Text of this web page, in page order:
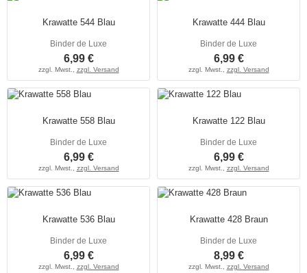
Krawatte 544 Blau
Binder de Luxe
6,99 €
zzgl. Mwst., zzgl. Versand
Krawatte 444 Blau
Binder de Luxe
6,99 €
zzgl. Mwst., zzgl. Versand
Krawatte 558 Blau
Binder de Luxe
6,99 €
zzgl. Mwst., zzgl. Versand
Krawatte 122 Blau
Binder de Luxe
6,99 €
zzgl. Mwst., zzgl. Versand
Krawatte 536 Blau
Binder de Luxe
6,99 €
zzgl. Mwst., zzgl. Versand
Krawatte 428 Braun
Binder de Luxe
8,99 €
zzgl. Mwst., zzgl. Versand